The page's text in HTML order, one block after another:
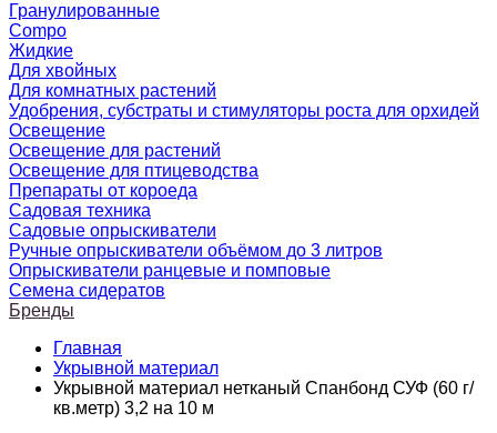
Гранулированные
Compo
Жидкие
Для хвойных
Для комнатных растений
Удобрения, субстраты и стимуляторы роста для орхидей
Освещение
Освещение для растений
Освещение для птицеводства
Препараты от короеда
Садовая техника
Садовые опрыскиватели
Ручные опрыскиватели объёмом до 3 литров
Опрыскиватели ранцевые и помповые
Семена сидератов
Бренды
Главная
Укрывной материал
Укрывной материал нетканый Спанбонд СУФ (60 г/
кв.метр) 3,2 на 10 м